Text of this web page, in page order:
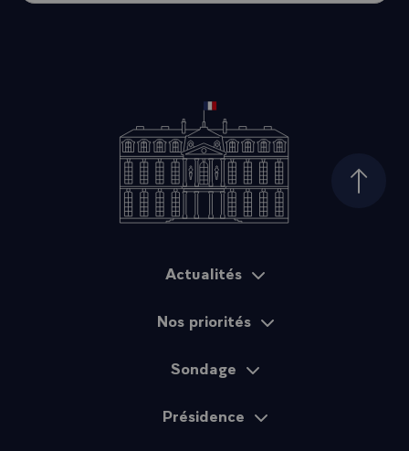
Haut
Actualités
Nos priorités
Sondage
Présidence